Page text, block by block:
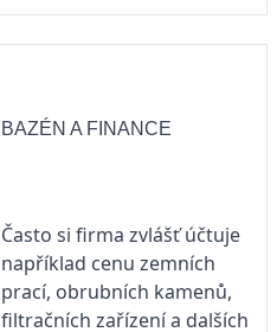
BAZÉN A FINANCE
Často si firma zvlášť účtuje
například cenu zemních
prací, obrubních kamenů,
filtračních zařízení a dalších